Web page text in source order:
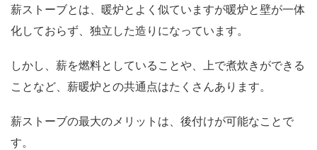
薪ストーブとは、暖炉とよく似ていますが暖炉と壁が一体
化しておらず、独立した造りになっています。
しかし、薪を燃料としていることや、上で煮炊きができる
ことなど、薪暖炉との共通点はたくさんあります。
薪ストーブの最大のメリットは、後付けが可能なことで
す。